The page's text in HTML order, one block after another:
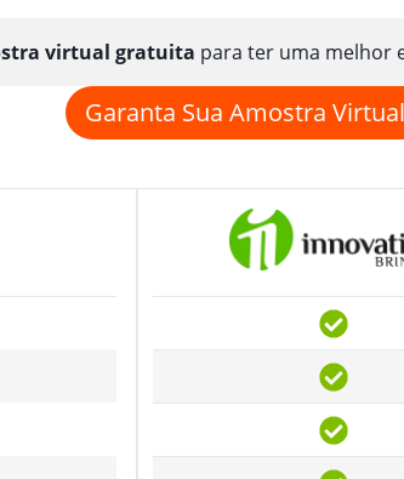
virtual gratuita para ter uma melhor
Garanta Sua Amostra